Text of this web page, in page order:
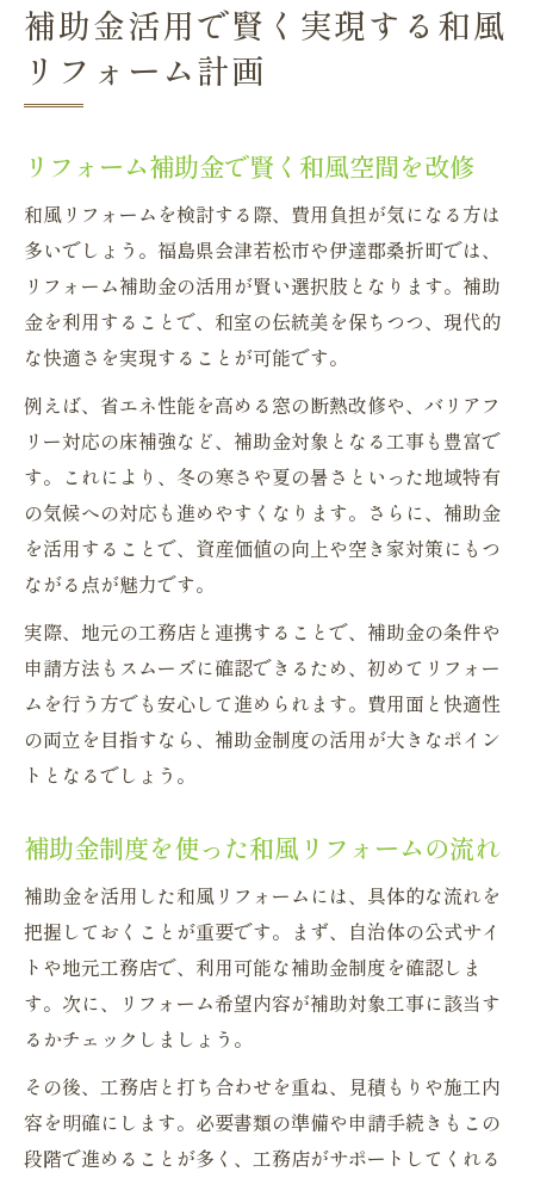
補助金活用で賢く実現する和風
リフォーム計画
リフォーム補助金で賢く和風空間を改修
和風リフォームを検討する際、費用負担が気になる方は
多いでしょう。福島県会津若松市や伊達郡桑折町では、
リフォーム補助金の活用が賢い選択肢となります。補助
金を利用することで、和室の伝統美を保ちつつ、現代的
な快適さを実現することが可能です。
例えば、省エネ性能を高める窓の断熱改修や、バリアフ
リー対応の床補強など、補助金対象となる工事も豊富で
す。これにより、冬の寒さや夏の暑さといった地域特有
の気候への対応も進めやすくなります。さらに、補助金
を活用することで、資産価値の向上や空き家対策にもつ
ながる点が魅力です。
実際、地元の工務店と連携することで、補助金の条件や
申請方法もスムーズに確認できるため、初めてリフォー
ムを行う方でも安心して進められます。費用面と快適性
の両立を目指すなら、補助金制度の活用が大きなポイン
トとなるでしょう。
補助金制度を使った和風リフォームの流れ
補助金を活用した和風リフォームには、具体的な流れを
把握しておくことが重要です。まず、自治体の公式サイ
トや地元工務店で、利用可能な補助金制度を確認しま
す。次に、リフォーム希望内容が補助対象工事に該当す
るかチェックしましょう。
その後、工務店と打ち合わせを重ね、見積もりや施工内
容を明確にします。必要書類の準備や申請手続きもこの
段階で進めることが多く、工務店がサポートしてくれる